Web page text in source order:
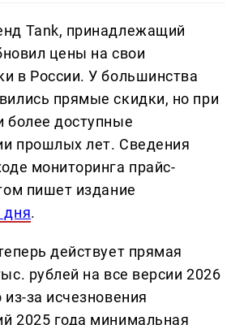
Tank, принадлежащий
цены на свои
в России. У большинства
прямые скидки, но при
более доступные
прошлых лет. Сведения
мониторинга прайс-
пишет издание
дня.
действует прямая
рублей на все версии 2026
за исчезновения
2025 года минимальная